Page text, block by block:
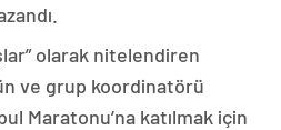
olarak nitelendiren
ve grup koordinatörü
Maratonu’na katılmak için